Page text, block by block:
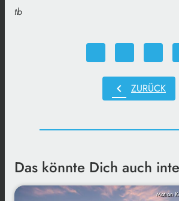
tb
chevron_left ZURÜCK
Das könnte Dich auch
Motion